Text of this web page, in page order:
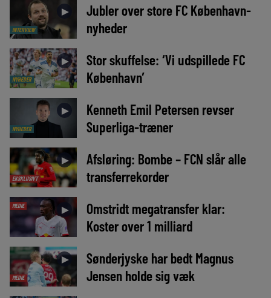
INTERVIEW
►
Jubler over store FC København-
nyheder
NYHEDER
►
Stor skuffelse: ‘Vi udspillede FC
København’
NYHEDER
►
Kenneth Emil Petersen revser
Superliga-træner
EKSKLUSIVT
►
Afsløring: Bombe – FCN slår alle
transferrekorder
MEDIE ►
Omstridt megatransfer klar:
Koster over 1 milliard
MEDIE
►
Sønderjyske har bedt Magnus
Jensen holde sig væk